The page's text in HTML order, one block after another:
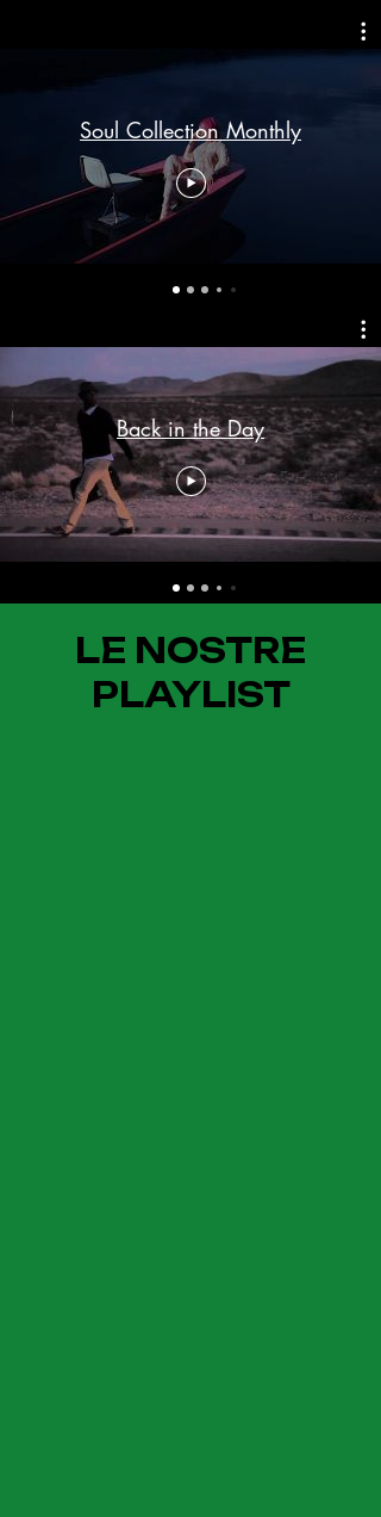
Soul Collection Monthly
Back in the Day
LE NOSTRE
PLAYLIST